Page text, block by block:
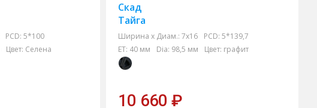
PCD: 5*100
Цвет: Селена
Скад
Тайга
Ширина х Диам.: 7x16 PCD: 5*139,7
ET: 40 мм Dia: 98,5 мм Цвет: графит
10 660₽